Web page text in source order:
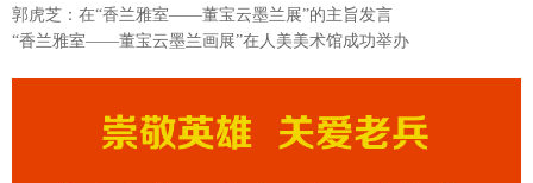
郭虎芝：在“香兰雅室——董宝云墨兰展”的主旨发言
“香兰雅室——董宝云墨兰画展”在人美美术馆成功举办